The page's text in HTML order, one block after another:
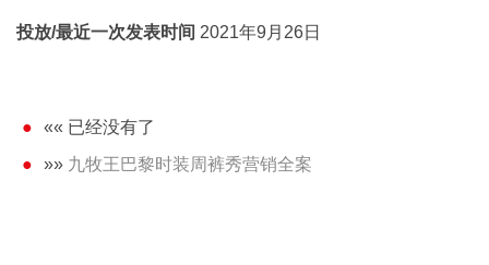
投放/最近一次发表时间 2021年9月26日
«« 已经没有了
»» 九牧王巴黎时装周裤秀营销全案